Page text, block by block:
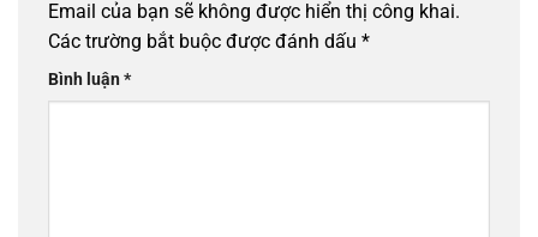
Email của bạn sẽ không được hiển thị công khai.
Các trường bắt buộc được đánh dấu *
Bình luận*